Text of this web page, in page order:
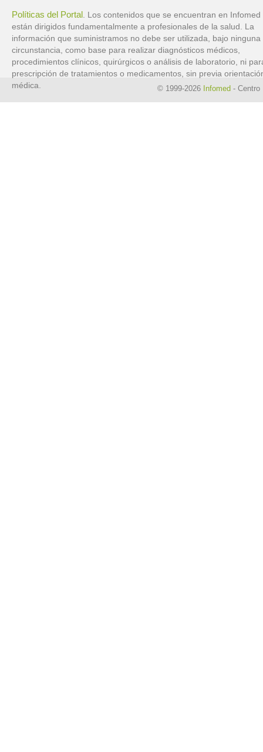
Políticas del Portal . Los contenidos que se encuentran en Infomed
están dirigidos fundamentalmente a profesionales de la salud. La
información que suministramos no debe ser utilizada, bajo ninguna
circunstancia, como base para realizar diagnósticos médicos,
procedimientos clínicos, quirúrgicos o análisis de laboratorio, ni
prescripción de tratamientos o medicamentos, sin previa
médica.
© 1999-2026 Infomed - Centro